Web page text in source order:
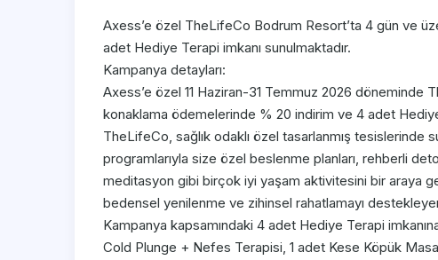
Axess’e özel TheLifeCo Bodrum Resort’ta 4 gün ve
adet Hediye Terapi imkanı sunulmaktadır.
Kampanya detayları:
Axess’e özel 11 Haziran-31 Temmuz 2026 döneminde
konaklama ödemelerinde % 20 indirim ve 4 adet
TheLifeCo, sağlık odaklı özel tasarlanmış
programlarıyla size özel beslenme planları, rehberli
meditasyon gibi birçok iyi yaşam aktivitesini bir araya
bedensel yenilenme ve zihinsel rahatlamayı
Kampanya kapsamındaki 4 adet Hediye Terapi
Cold Plunge + Nefes Terapisi, 1 adet Kese Köpük